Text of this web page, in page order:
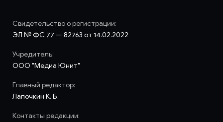
Свидетельство о регистрации:
ЭЛ № ФС 77 — 82763 от 14.02.2022
Учредитель:
ООО "Медиа Юнит"
Главный редактор:
Лапочкин К. Б.
Контакты редакции: